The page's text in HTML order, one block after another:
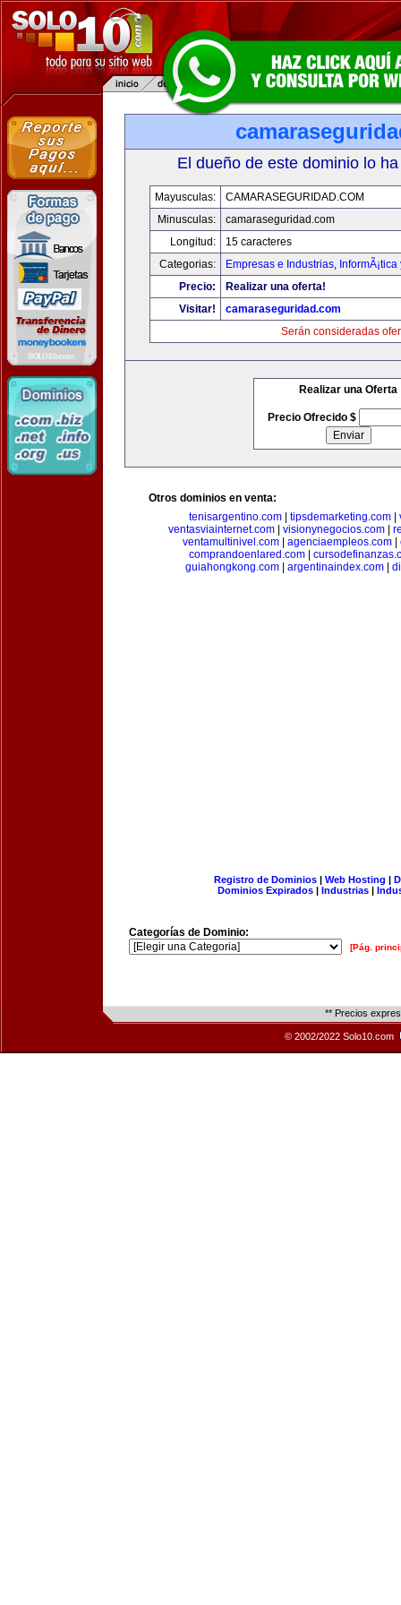
El dueño de este dominio lo
Mayusculas:
CAMARASEGURIDAD.COM
Minusculas:
camaraseguridad.com
Longitud:
15 caracteres
Categorias:
Empresas e Industrias,
Precio:
Realizar una oferta!
Visitar!
camaraseguridad.com
Serán consideradas
Realizar una Oferta
Precio Ofrecido $
Otros dominios en venta:
tenisargentino.com
tipsdemarketing.com
ventasviainternet.com
visionynegocios.com
ventamultinivel.com| agenciaempleos.com|
comprandoenlared.com|
guiahongkong.com| argentinaindex.com|
Registro de Dominios| Web Hosting |
Dominios Expirados | Industrias |
Categorías de Dominio:
[Pág.
** Precios
© 2002/2022 Solo10.com